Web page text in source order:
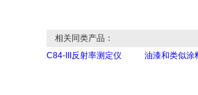
相关同类产品：
C84-III反射率测定仪
油漆和类似涂